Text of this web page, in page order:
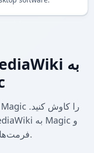
فرمت‌های دیگر را پیدا کنید.